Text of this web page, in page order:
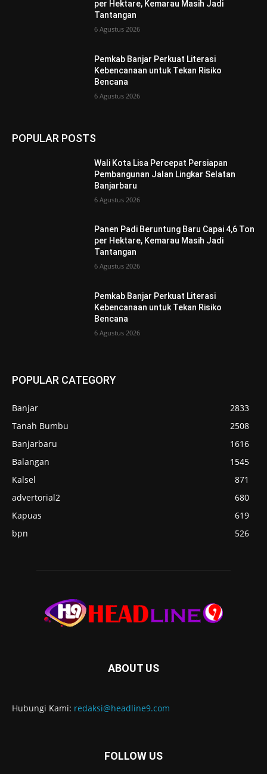
per Hektare, Kemarau Masih Jadi
Tantangan
6 Agustus 2026
Pemkab Banjar Perkuat Literasi
Kebencanaan untuk Tekan Risiko
Bencana
6 Agustus 2026
POPULAR POSTS
Wali Kota Lisa Percepat Persiapan
Pembangunan Jalan Lingkar Selatan
Banjarbaru
6 Agustus 2026
Panen Padi Beruntung Baru Capai 4,6 Ton
per Hektare, Kemarau Masih Jadi
Tantangan
6 Agustus 2026
Pemkab Banjar Perkuat Literasi
Kebencanaan untuk Tekan Risiko
Bencana
6 Agustus 2026
POPULAR CATEGORY
Banjar
2833
Tanah Bumbu
2508
Banjarbaru
1616
Balangan
1545
Kalsel
871
advertorial2
680
Kapuas
619
bpn
526
ABOUT US
Hubungi Kami: redaksi@headline9.com
FOLLOW US